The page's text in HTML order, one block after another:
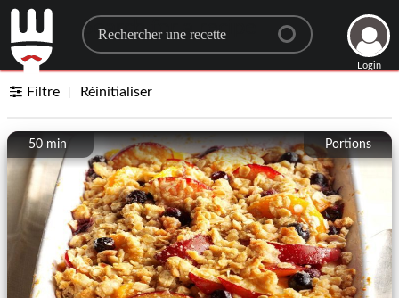
Search for a recipe
Login
Filtre Réinitialiser
Portions
50 min